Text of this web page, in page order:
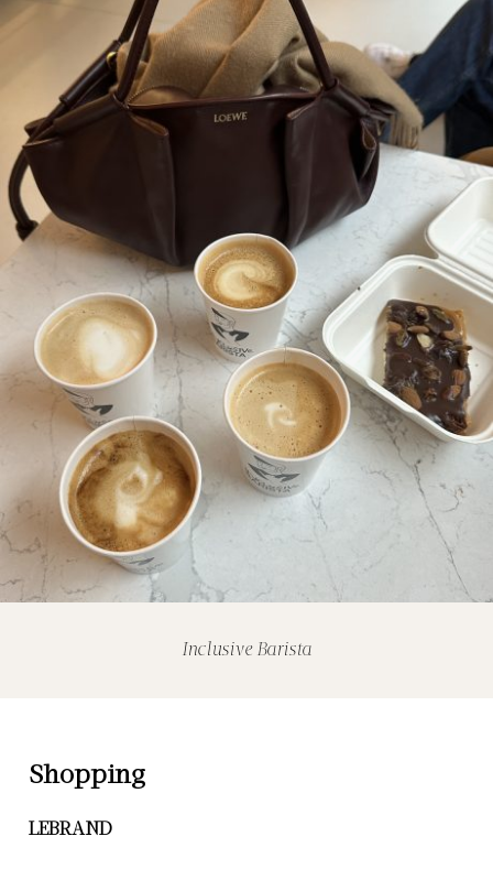
Inclusive Barista
Shopping
LEBRAND